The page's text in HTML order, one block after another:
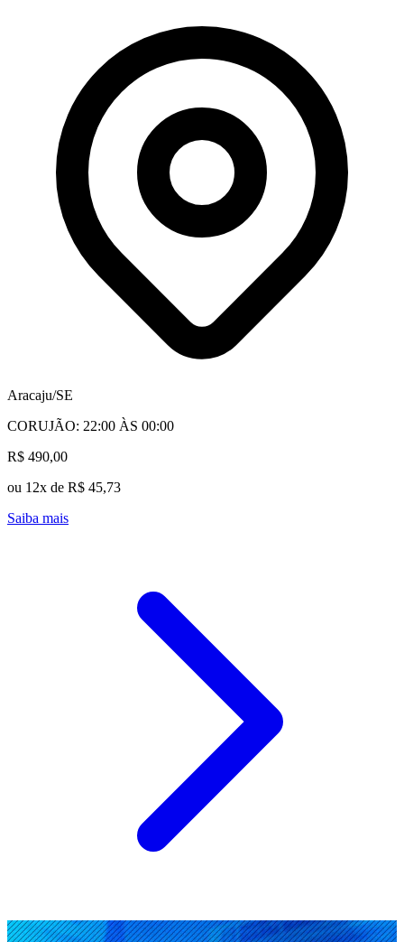
Aracaju/SE
CORUJÃO: 22:00 ÀS 00:00
R$ 490,00
ou 12x de R$ 45,73
Saiba mais